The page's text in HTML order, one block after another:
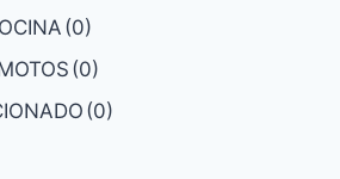
(0)
(0)
(0)